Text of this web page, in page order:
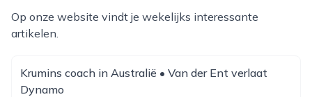
Op onze website vindt je wekelijks interessante
artikelen.
Krumins coach in Australië • Van der Ent verlaat
Dynamo